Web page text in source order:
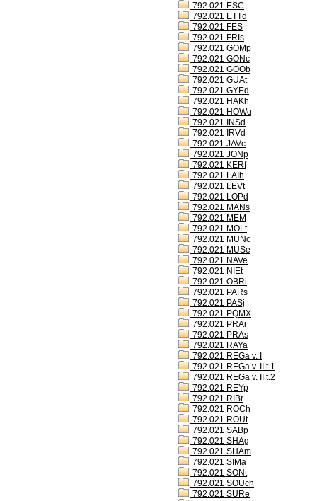
792.021 ESC
792.021 ETTd
792.021 FES
792.021 FRIs
792.021 GOMp
792.021 GONc
792.021 GOOb
792.021 GUAt
792.021 GYEd
792.021 HAKh
792.021 HOWq
792.021 INSd
792.021 IRVd
792.021 JAVc
792.021 JONp
792.021 KERf
792.021 LAIh
792.021 LEVt
792.021 LOPd
792.021 MANs
792.021 MEM
792.021 MOLt
792.021 MUNc
792.021 MUSe
792.021 NAVe
792.021 NIEt
792.021 OBRi
792.021 PARs
792.021 PASj
792.021 PQMX
792.021 PRAi
792.021 PRAs
792.021 RAYa
792.021 REGa v. I
792.021 REGa v. II t.1
792.021 REGa v. II t.2
792.021 REYp
792.021 RIBr
792.021 ROCh
792.021 ROUt
792.021 SABp
792.021 SHAg
792.021 SHAm
792.021 SIMa
792.021 SONt
792.021 SOUch
792.021 SURe